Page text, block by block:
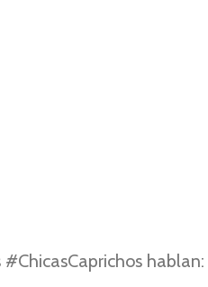
#ChicasCaprichos hablan: